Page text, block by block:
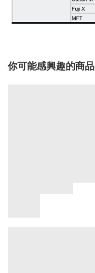
你可能感興趣的商品